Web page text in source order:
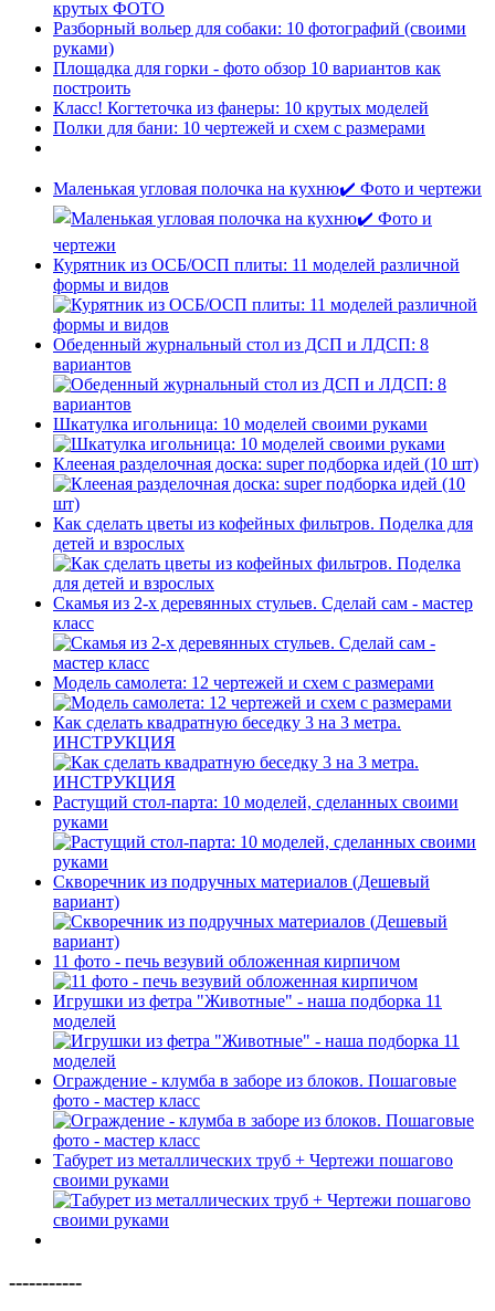
крутых ФОТО
Разборный вольер для собаки: 10 фотографий (своими
руками)
Площадка для горки - фото обзор 10 вариантов как
построить
Класс! Когтеточка из фанеры: 10 крутых моделей
Полки для бани: 10 чертежей и схем с размерами
Маленькая угловая полочка на кухню✔️ Фото и чертежи
Курятник из ОСБ/ОСП плиты: 11 моделей различной
формы и видов
Обеденный журнальный стол из ДСП и ЛДСП: 8
вариантов
Шкатулка игольница: 10 моделей своими руками
Клееная разделочная доска: super подборка идей (10 шт)
Как сделать цветы из кофейных фильтров. Поделка для
детей и взрослых
Скамья из 2-х деревянных стульев. Сделай сам - мастер
класс
Модель самолета: 12 чертежей и схем с размерами
Как сделать квадратную беседку 3 на 3 метра.
ИНСТРУКЦИЯ
Растущий стол-парта: 10 моделей, сделанных своими
руками
Скворечник из подручных материалов (Дешевый
вариант)
11 фото - печь везувий обложенная кирпичом
Игрушки из фетра "Животные" - наша подборка 11
моделей
Ограждение - клумба в заборе из блоков. Пошаговые
фото - мастер класс
Табурет из металлических труб + Чертежи пошагово
своими руками
-----------